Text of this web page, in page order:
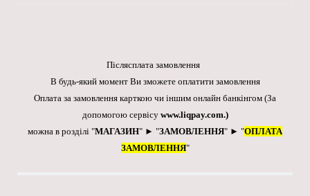
Післясплата замовлення
В будь-який момент Ви зможете оплатити замовлення
Оплата за замовлення карткою чи іншим онлайн банкінгом (За
допомогою сервісу www.liqpay.com.)
можна в розділі "МАГАЗИН" ► "ЗАМОВЛЕННЯ" ► "ОПЛАТА
ЗАМОВЛЕННЯ"